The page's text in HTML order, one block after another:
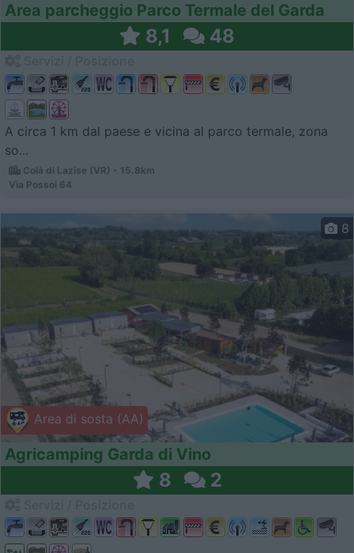
Area parcheggio Parco Termale del Garda
8,1 48
A circa 1 km dal paese e vicina al parco termale, zona
so...
Colà di Lazise (VR) - 15.8km
Via Possoi 64
Area di sosta (AA)
8
Agricamping Garda di Vino
8 2